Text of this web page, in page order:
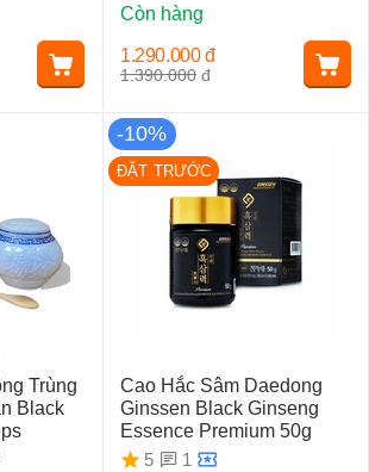
Còn hàng
1.390.000 đ
1.290.000 đ
Trùng
Black
-10%
ĐẶT TRƯỚC
Cao Hắc Sâm Daedong
Ginssen Black Ginseng
Essence Premium 50g
5
1